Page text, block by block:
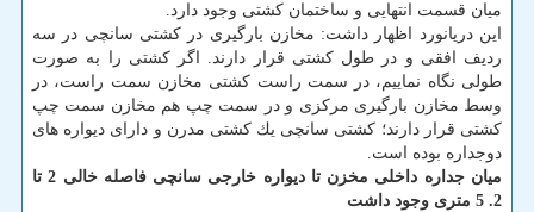
میان قسمت انتهایی و ساختمان كشتی وجود دارد.
این دریانورد اظهار داشت: مخازن بارگیری در كشتی سانچی در سه
ردیف افقی و در طول كشتی قرار دارند. اگر كشتی را به صورت
طولی نگاه نماییم، در سمت راست كشتی مخازن سمت راست، در
وسط مخازن بارگیری مركزی و در سمت چپ هم مخازن سمت چپ
كشتی قرار دارند؛ كشتی سانچی یك كشتی مدرن و دارای دیواره های
دوجداره بوده است.
میان جداره داخلی مخزن تا دیواره خارجی سانچی فاصله خالی 2 تا
2. 5 متری وجود داشت